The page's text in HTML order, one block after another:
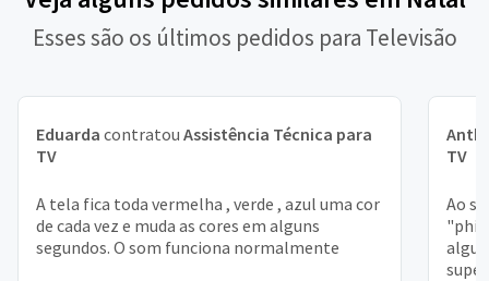
Esses são os últimos pedidos para Televisão
Eduarda contratou Assistência Técnica para
TV
A tela fica toda vermelha , verde , azul uma cor
de cada vez e muda as cores em alguns
segundos. O som funciona normalmente
TV
Ao